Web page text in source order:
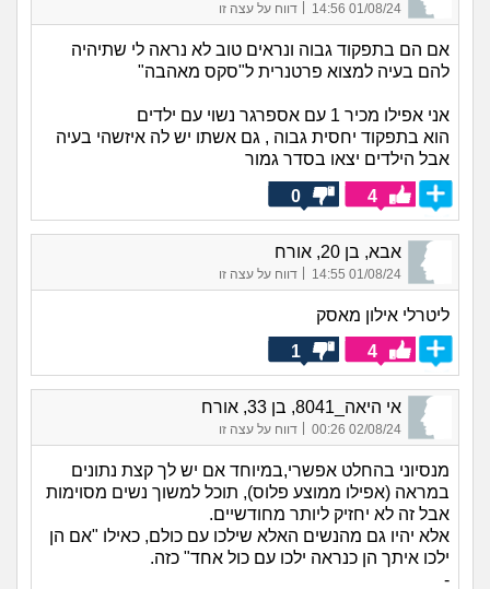
01/08/24 14:56 דווח על עצה זו
אם הם בתפקוד גבוה ונראים טוב לא נראה לי שתיהיה
להם בעיה למצוא פרטנרית ל"סקס מאהבה"
אני אפילו מכיר 1 עם אספרגר נשוי עם ילדים
הוא בתפקוד יחסית גבוה , גם אשתו יש לה איזשהי בעיה
אבל הילדים יצאו בסדר גמור
4
0
אבא, בן 20, אורח
01/08/24 14:55
| דווח על עצה זו
ליטרלי אילון מאסק
4
1
אי היאה_8041, בן 33, אורח
02/08/24 00:26
| דווח על עצה זו
מנסיוני בהחלט אפשרי,במיוחד אם יש לך קצת נתונים
במראה (אפילו ממוצע פלוס), תוכל למשוך נשים מסוימות
אבל זה לא יחזיק ליותר מחודשיים.
אלא יהיו גם מהנשים האלא שילכו עם כולם, כאילו "אם הן
ילכו איתך הן כנראה ילכו עם כול אחד" כזה.
-